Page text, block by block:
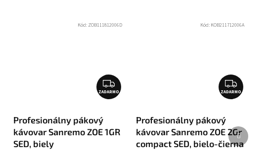
Z
A
R
ZADARMO
Profesionálny pákový
kávovar Sanremo ZOE 1GR
SED, biely
Kód: ZOB111812006D
Z
A
R
M
ZADARMO
Profesionálny pákový
kávovar Sanremo ZOE 2Gr
compact SED, bielo-čierna
Kód: KOB211712006A
Ďalší
produkt